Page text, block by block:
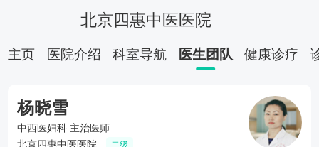
北京四惠中医医院
主页 医院介绍 科室导航 医生团队 健康诊疗
杨晓雪
中西医妇科 主治医师
北京四惠中医医院
二级